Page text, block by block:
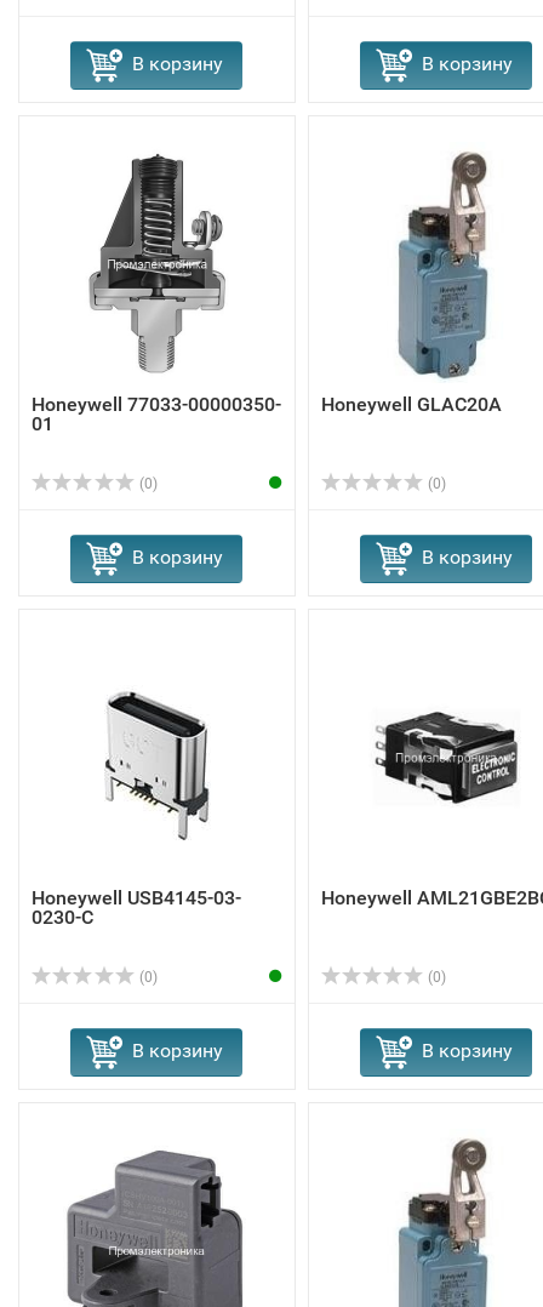
В корзину В корзину
Honeywell 77033-00000350-
01
(0)
В корзину
Honeywell GLAC20A
(0)
В корзину
Honeywell USB4145-03-
0230-C
(0)
В корзину
Honeywell
(0)
В корзину